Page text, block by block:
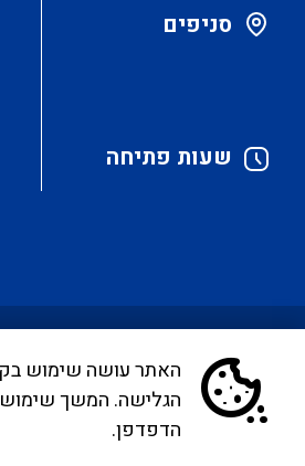
סניפים
שעות פתיחה
לקוחות יקרים, בימים אלו אנו
המיילinfocc@ayalagroup.co.il
הגלישה. המשך
הדפדפן.